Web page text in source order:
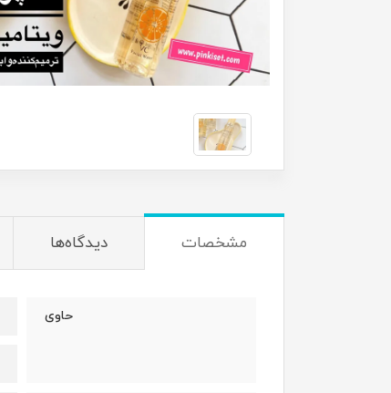
مشخصات دیدگاه‌ها
حاوی